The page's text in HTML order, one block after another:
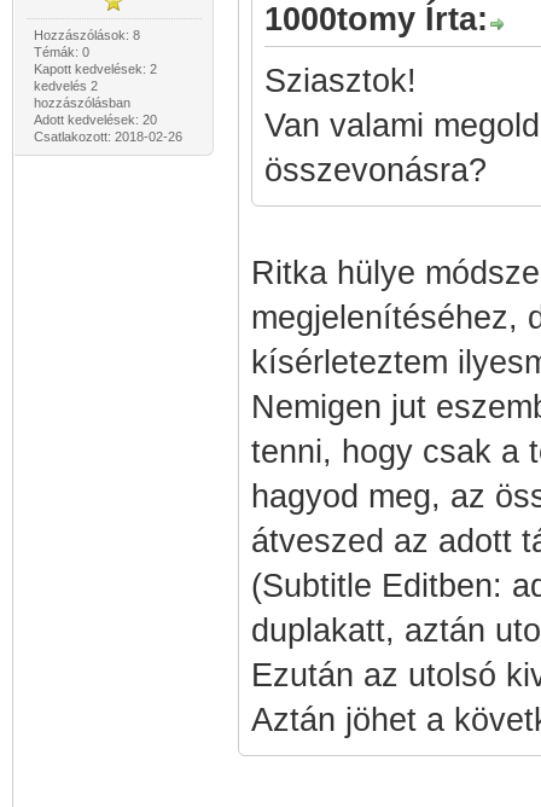
Hozzászólások: 8
Témák: 0
Kapott kedvelések: 2
kedvelés 2
hozzászólásban
Adott kedvelések: 20
Csatlakozott: 2018-02-26
1000tomy Írta:
Sziasztok!
Van valami
összevonásra?
Ritka hülye
megjelenítéséhez,
kísérleteztem
Nemigen jut
tenni, hogy csak a
hagyod meg, az
átveszed az adott
(Subtitle Editben:
duplakatt, aztán
Ezután az utolsó
Aztán jöhet a